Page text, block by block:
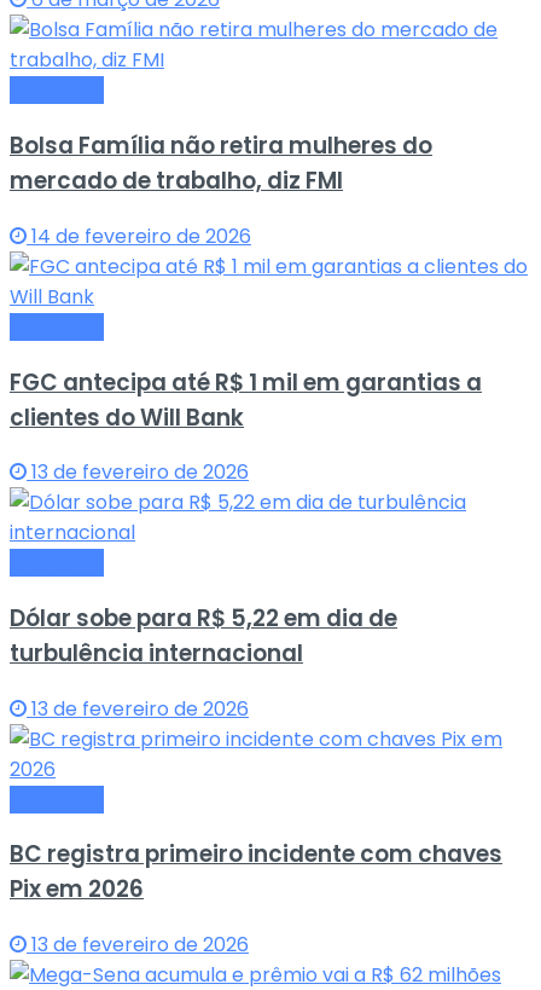
Bolsa Família não retira mulheres do
mercado de trabalho, diz FMI
14 de fevereiro de 2026
FGC antecipa até R$ 1 mil em garantias a
clientes do Will Bank
13 de fevereiro de 2026
Dólar sobe para R$ 5,22 em dia de
turbulência internacional
13 de fevereiro de 2026
BC registra primeiro incidente com chaves
Pix em 2026
13 de fevereiro de 2026